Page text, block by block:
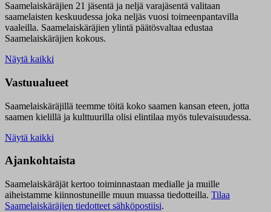
Saamelaiskäräjien 21 jäsentä ja neljä varajäsentä valitaan
saamelaisten keskuudessa joka neljäs vuosi toimeenpantavilla
vaaleilla. Saamelaiskäräjien ylintä päätösvaltaa edustaa
Saamelaiskäräjien kokous.
Näytä kaikki
Vastuualueet
Saamelaiskäräjillä teemme töitä koko saamen kansan eteen, jotta
saamen kielillä ja kulttuurilla olisi elintilaa myös tulevaisuudessa.
Näytä kaikki
Ajankohtaista
Saamelaiskäräjät kertoo toiminnastaan medialle ja muille
aiheistamme kiinnostuneille muun muassa tiedotteilla. Tilaa
Saamelaiskäräjien tiedotteet sähköpostiisi.